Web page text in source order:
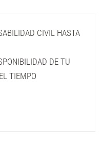
CIVIL HASTA
DE TU
TIEMPO